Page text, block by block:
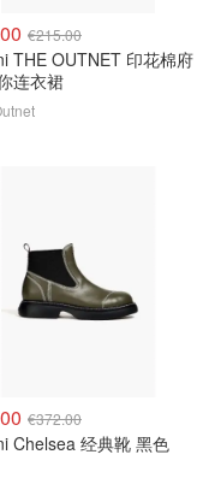
€215.00
THE OUTNET 印花棉府
连衣裙
€372.00
Chelsea 经典靴 黑色